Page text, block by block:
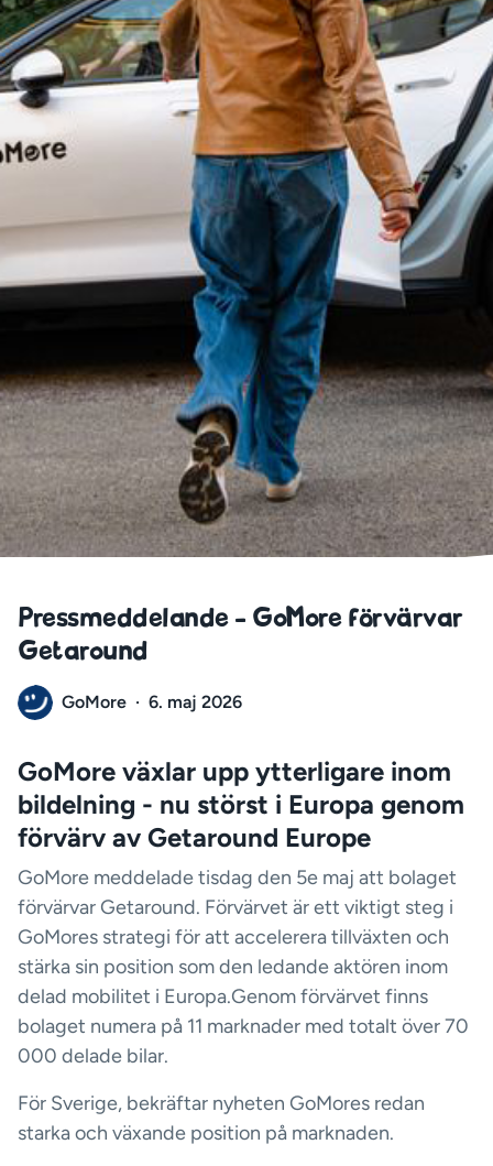
Pressmeddelande - GoMore förvärvar
Getaround
GoMore · 6. maj 2026
GoMore växlar upp ytterligare inom
bildelning - nu störst i Europa genom
förvärv av Getaround Europe
GoMore meddelade tisdag den 5e maj att bolaget
förvärvar Getaround. Förvärvet är ett viktigt steg i
GoMores strategi för att accelerera tillväxten och
stärka sin position som den ledande aktören inom
delad mobilitet i Europa.Genom förvärvet finns
bolaget numera på 11 marknader med totalt över 70
000 delade bilar.
För Sverige, bekräftar nyheten GoMores redan
starka och växande position på marknaden.